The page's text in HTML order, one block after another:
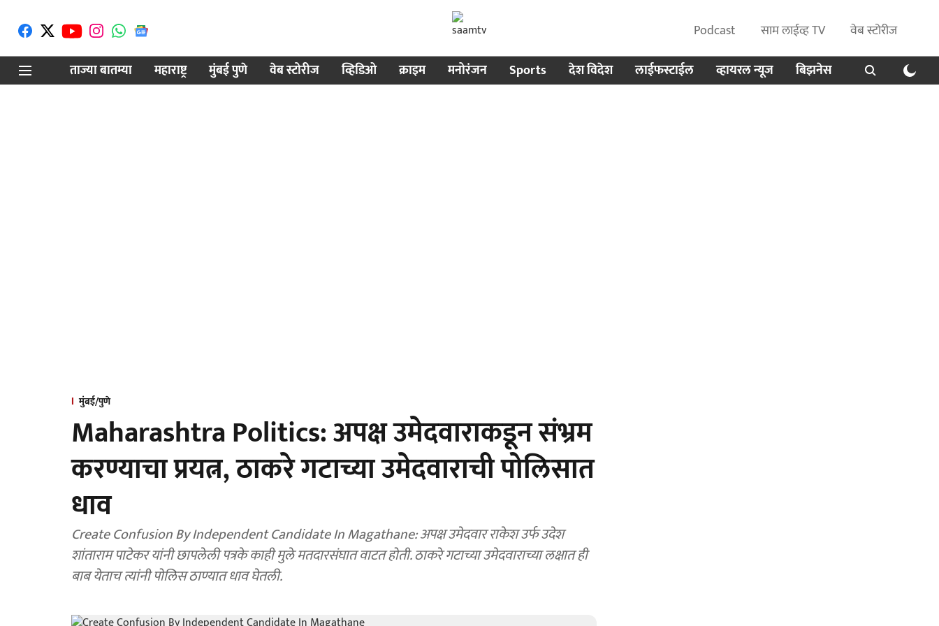
Podcast साम लाईव्ह TV
वेब स्टोरीज
ताज्या बातम्या
महाराष्ट्र मुंबई पुणे वेब स्टोरीज व्हिडिओ क्राइम मनोरंजन Sports देश विदेश लाईफस्टाईल व्हायरल न्यूज बिझनेस
मुंबई/पुणे
Maharashtra Politics: अपक्ष उमेदवाराकडून संभ्रम
करण्याचा प्रयत्न, ठाकरे गटाच्या उमेदवाराची पोलिसात
धाव
Create Confusion By Independent Candidate In Magathane: अपक्ष उमेदवार राकेश उर्फ उदेश
शांताराम पाटेकर यांनी छापलेली पत्रके काही मुले मतदारसंघात वाटत होती. ठाकरे गटाच्या उमेदवाराच्या लक्षात ही
बाब येताच त्यांनी पोलिस ठाण्यात धाव घेतली.